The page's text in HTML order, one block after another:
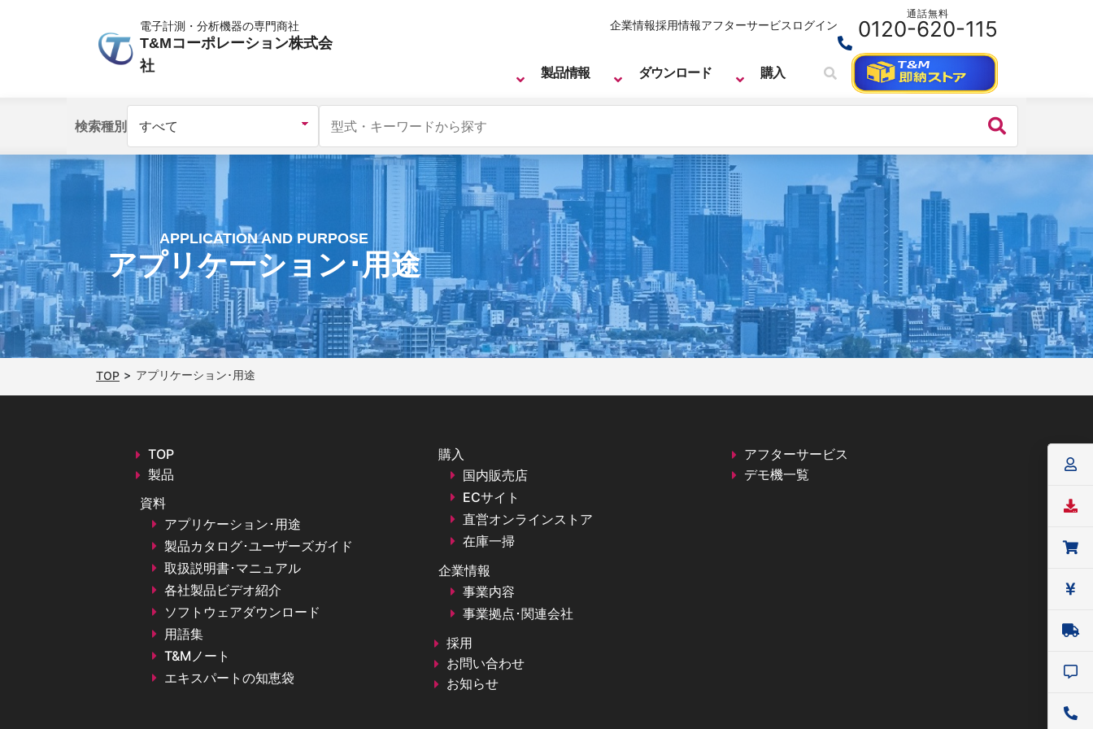
電子計測・分析機器の専門商社
T&Mコーポレーション株式会
社
製品情報 ダウンロード 購入
検索種別
企業情報採用情報アフターサービス ログイン
通話無料
0120-620-115
APPLICATION AND PURPOSE
アプリケーション･用途
TOP アプリケーション･用途
TOP
製品
資料
アプリケーション･用途
製品カタログ･ユーザーズガイド
取扱説明書･マニュアル
各社製品ビデオ紹介
ソフトウェアダウンロード
用語集
T&Mノート
エキスパートの知恵袋
購入
国内販売店
ECサイト
直営オンラインストア
在庫一掃
企業情報
事業内容
事業拠点･関連会社
採用
お問い合わせ
お知らせ
アフターサービス
デモ機一覧